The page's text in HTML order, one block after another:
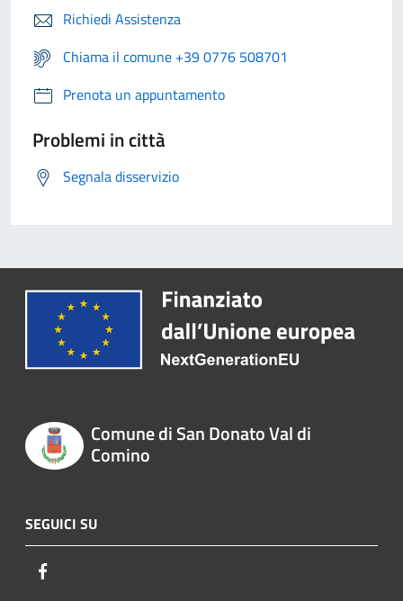
Richiedi Assistenza
Chiama il comune +39 0776 508701
Prenota un appuntamento
Problemi in città
Segnala disservizio
Comune di San Donato Val di
Comino
SEGUICI SU